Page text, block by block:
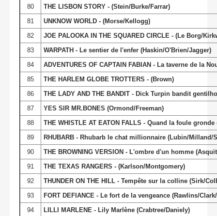
80
THE LISBON STORY - (Stein/Burke/Farrar)
81
UNKNOW WORLD - (Morse/Kellogg)
82
JOE PALOOKA IN THE SQUARED CIRCLE - (Le Borg/
83
WARPATH - Le sentier de l'enfer (Haskin/O'Brien/Jagger)
84
ADVENTURES OF CAPTAIN FABIAN - La taverne de la
85
THE HARLEM GLOBE TROTTERS - (Brown)
86
THE LADY AND THE BANDIT - Dick Turpin bandit
87
YES SIR MR.BONES (Ormond/Freeman)
88
THE WHISTLE AT EATON FALLS - Quand la foule
89
RHUBARB - Rhubarb le chat millionnaire (Lubin/Milland/
90
THE BROWNING VERSION - L'ombre d'un homme
91
THE TEXAS RANGERS - (Karlson/Montgomery)
92
THUNDER ON THE HILL - Tempête sur la colline (Sirk/
93
FORT DEFIANCE - Le fort de la vengeance (Rawlins/
94
LILLI MARLENE - Lily Marlène (Crabtree/Daniely)